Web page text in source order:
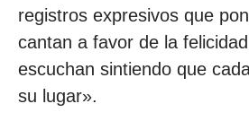
registros expresivos que
cantan a favor de la
escuchan sintiendo que
su lugar».